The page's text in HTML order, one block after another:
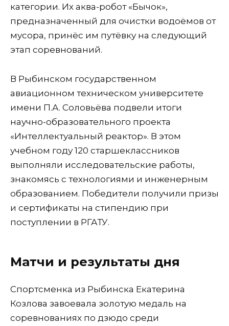
категории. Их аква-робот «Бычок»,
предназначенный для очистки водоёмов от
мусора, принёс им путёвку на следующий
этап соревнований.
В Рыбинском государственном
авиационном техническом университете
имени П.А. Соловьёва подвели итоги
научно-образовательного проекта
«Интеллектуальный реактор». В этом
учебном году 120 старшеклассников
выполняли исследовательские работы,
знакомясь с технологиями и инженерным
образованием. Победители получили призы
и сертификаты на стипендию при
поступлении в РГАТУ.
Матчи и результаты дня
Спортсменка из Рыбинска Екатерина
Козлова завоевала золотую медаль на
соревнованиях по дзюдо среди